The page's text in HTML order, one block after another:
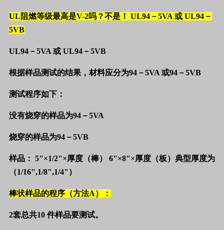
UL阻燃等级最高是V-2吗？不是！ UL94 －5VA 或 UL94 －
5VB
UL94 －5VA 或 UL94 －5VB
根据样品测试的结果，材料应分为94 －5VA 或94 －5VB
测试程序如下：
没有烧穿的样品为94 －5VA
烧穿的样品为94 －5VB
样品： 5"×1/2"×厚度（棒） 6"×8"×厚度（板） 典型厚度为
（1/16",1/8",1/4" ）
棒状样品的程序（方法A）：
2套总共10 件样品要测试。